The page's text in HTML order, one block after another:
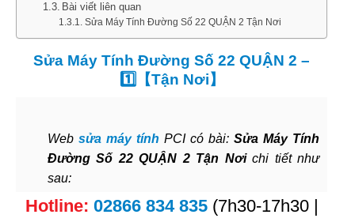
Bài viết liên quan
Sửa Máy Tính Đường Số 22 QUẬN 2 Tận Nơi
Sửa Máy Tính Đường Số 22 QUẬN 2 –
1️⃣【Tận Nơi】
Web sửa máy tính PCI có bài: Sửa Máy Tính
Đường Số 22 QUẬN 2 Tận Nơichi tiết như
sau:
Hotline: 02866 834 835 (7h30-17h30 |